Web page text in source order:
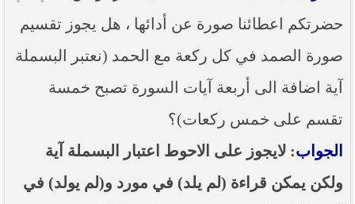
حضرتكم اعطائنا صورة عن أدائها ، هل يجوز تقسيم
صورة الصمد في كل ركعة مع الحمد (نعتبر البسملة
آية اضافة الى أربعة آيات السورة تصبح خمسة
تقسم على خمس ركعات)؟
الجواب: لايجوز على الاحوط اعتبار البسملة آية
ولكن يمكن قراءة (لم يلد) في مورد و(لم يولد) في